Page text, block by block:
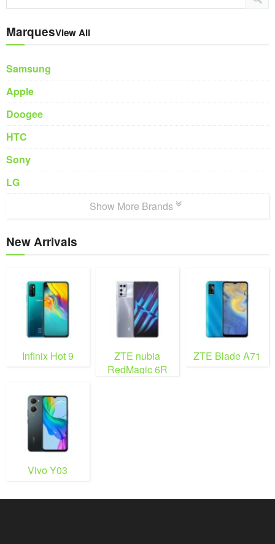
MarquesView All
Samsung
Apple
Doogee
HTC
Sony
LG
Show More Brands
New Arrivals
Infinix Hot 9
ZTE nubia
RedMagic 6R
ZTE Blade A71
Vivo Y03